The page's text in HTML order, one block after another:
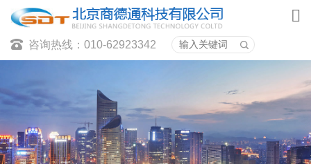
咨询热线：010-62923342